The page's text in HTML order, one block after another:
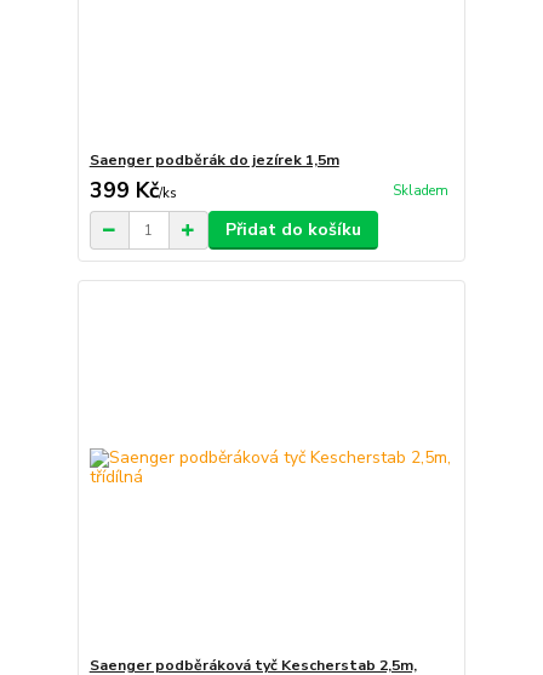
Saenger podběrák do jezírek 1,5m
399 Kč/ks Skladem
Přidat do košíku
Saenger podběráková tyč Kescherstab 2,5m,